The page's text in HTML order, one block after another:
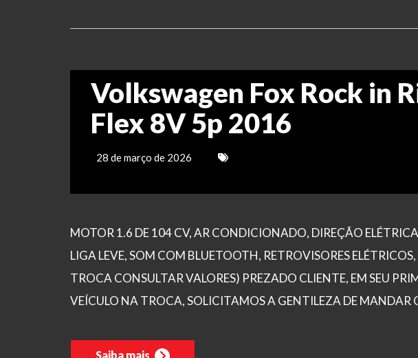
Volkswagen Fox Rock in
Flex 8V 5p 2016
28 de março de 2026
MOTOR 1.6 DE 104 CV, AR CONDICIONADO, DIREÇÃO
LIGA LEVE, SOM COM BLUETOOTH, RETROVISORES
TROCA CONSULTAR VALORES) PREZADO CLIENTE, EM SEU
VEÍCULO NA TROCA, SOLICITAMOS A GENTILEZA DE MANDAR
Saiba mais